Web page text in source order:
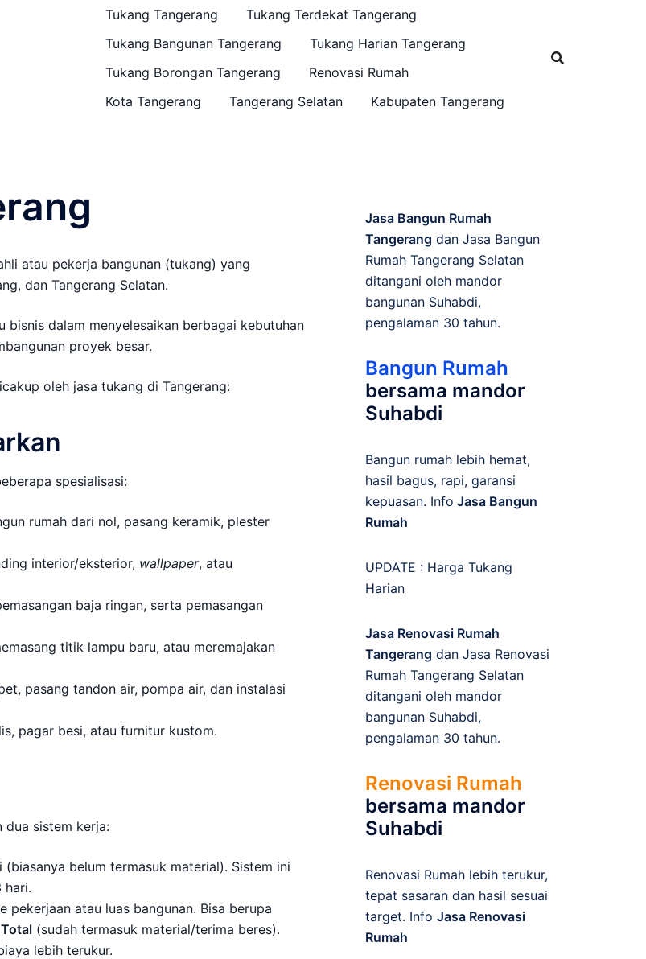
Tukang Tangerang
Tukang Terdekat Tangerang
Tukang Bangunan Tangerang
Tukang Harian Tangerang
Tukang Borongan Tangerang
Renovasi Rumah
Kota Tangerang
Tangerang Selatan Kabupaten Tangerang
atau pekerja bangunan (tukang) yang
dan Tangerang Selatan.
dalam menyelesaikan berbagai kebutuhan
proyek besar.
oleh jasa tukang di Tangerang:
spesialisasi:
rumah dari nol, pasang keramik, plester
interior/eksterior, wallpaper, atau
baja ringan, serta pemasangan
titik lampu baru, atau meremajakan
pasang tandon air, pompa air, dan instalasi
pagar besi, atau furnitur kustom.
dua sistem kerja:
belum termasuk material). Sistem ini
hari.
pekerjaan atau luas bangunan. Bisa berupa
(sudah termasuk material/terima beres).
lebih terukur.
Jasa Bangun Rumah
Tangerang dan Jasa Bangun
Rumah Tangerang Selatan
ditangani oleh mandor
bangunan Suhabdi,
pengalaman 30 tahun.
Bangun Rumah
bersama mandor
Suhabdi
Bangun rumah lebih hemat,
hasil bagus, rapi, garansi
kepuasan. Info Jasa Bangun
Rumah
UPDATE : Harga Tukang
Harian
Jasa Renovasi Rumah
Tangerang dan Jasa Renovasi
Rumah Tangerang Selatan
ditangani oleh mandor
bangunan Suhabdi,
pengalaman 30 tahun.
Renovasi Rumah
bersama mandor
Suhabdi
Renovasi Rumah lebih terukur,
tepat sasaran dan hasil sesuai
target. Info Jasa Renovasi
Rumah